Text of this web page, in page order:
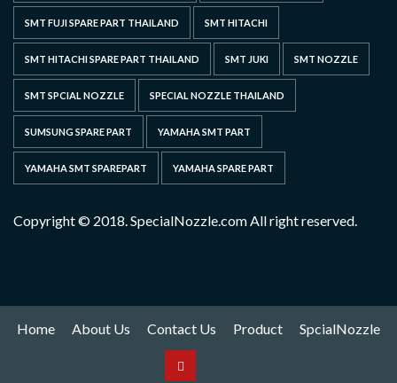
SMT FUJI SPARE PART THAILAND SMT HITACHI
SMT HITACHI SPARE PART THAILAND SMT JUKI SMT NOZZLE
SMT SPCIAL NOZZLE SPECIAL NOZZLE THAILAND
SUMSUNG SPARE PART YAMAHA SMT PART
YAMAHA SMT SPAREPART YAMAHA SPARE PART
Copyright © 2018. SpecialNozzle.com All right reserved.
Home About Us Contact Us Product SpcialNozzle
Product